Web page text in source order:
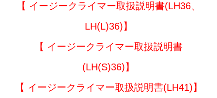
【 イージークライマー取扱説明書(LH36、
LH(L)36)】
【 イージークライマー取扱説明書
(LH(S)36)】
【 イージークライマー取扱説明書(LH41)】